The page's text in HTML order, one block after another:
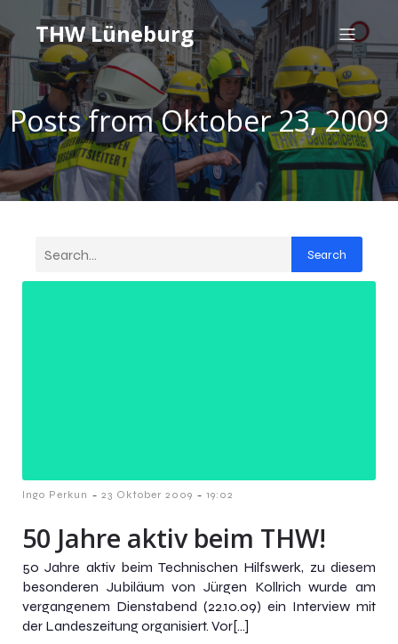
THW Lüneburg
Posts from Oktober 23, 2009
Search
Ingo Perkun - 23 Oktober 2009 - 19:02
50 Jahre aktiv beim THW!
50 Jahre aktiv beim Technischen Hilfswerk, zu diesem
besonderen Jubiläum von Jürgen Kollrich wurde am
vergangenem Dienstabend (22.10.09) ein Interview mit
der Landeszeitung organisiert. Vor[…]